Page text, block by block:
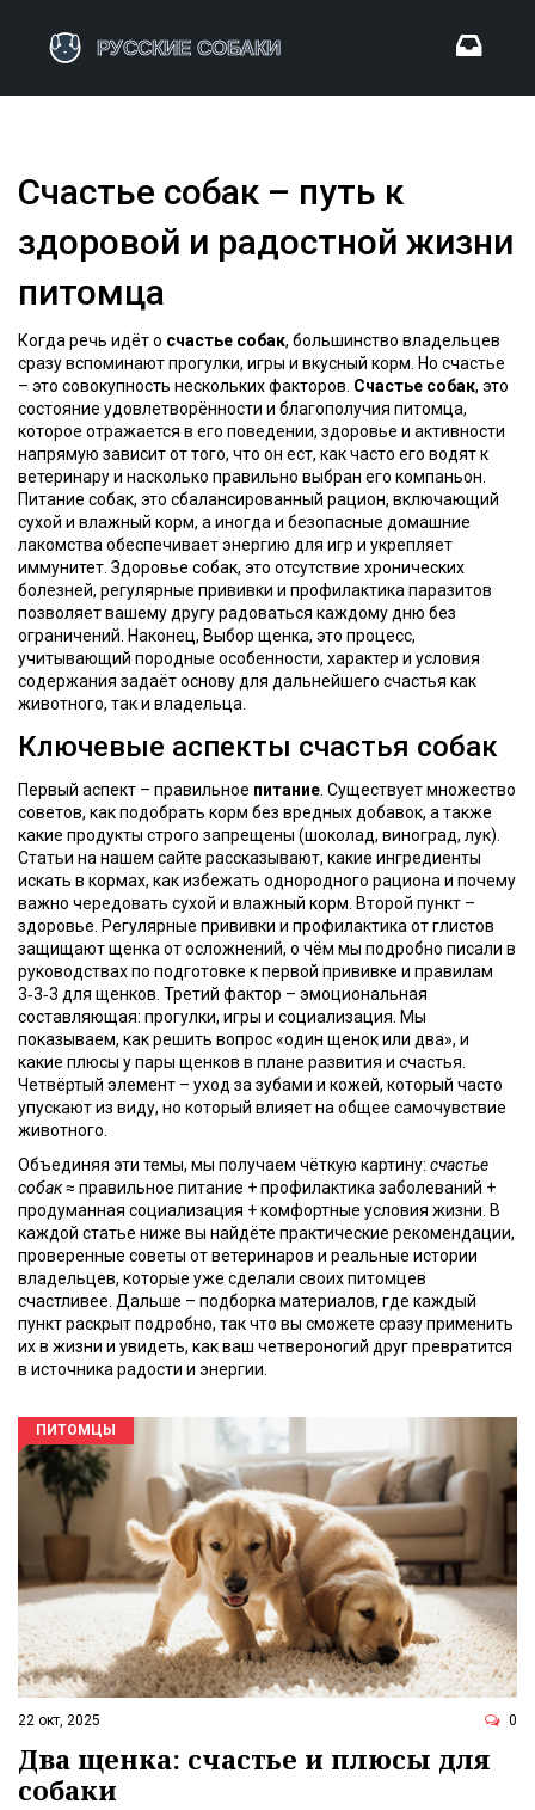
Счастье собак – путь к
здоровой и радостной жизни
питомца
Когда речь идёт о счастье собак, большинство владельцев
сразу вспоминают прогулки, игры и вкусный корм. Но счастье
– это совокупность нескольких факторов. Счастье собак, это
состояние удовлетворённости и благополучия питомца,
которое отражается в его поведении, здоровье и активности
напрямую зависит от того, что он ест, как часто его водят к
ветеринару и насколько правильно выбран его компаньон.
Питание собак, это сбалансированный рацион, включающий
сухой и влажный корм, а иногда и безопасные домашние
лакомства обеспечивает энергию для игр и укрепляет
иммунитет. Здоровье собак, это отсутствие хронических
болезней, регулярные прививки и профилактика паразитов
позволяет вашему другу радоваться каждому дню без
ограничений. Наконец, Выбор щенка, это процесс,
учитывающий породные особенности, характер и условия
содержания задаёт основу для дальнейшего счастья как
животного, так и владельца.
Ключевые аспекты счастья собак
Первый аспект – правильное питание . Существует множество
советов, как подобрать корм без вредных добавок, а также
какие продукты строго запрещены (шоколад, виноград, лук).
Статьи на нашем сайте рассказывают, какие ингредиенты
искать в кормах, как избежать однородного рациона и почему
важно чередовать сухой и влажный корм. Второй пункт –
здоровье. Регулярные прививки и профилактика от глистов
защищают щенка от осложнений, о чём мы подробно писали в
руководствах по подготовке к первой прививке и правилам
3‑3‑3 для щенков. Третий фактор – эмоциональная
составляющая: прогулки, игры и социализация. Мы
показываем, как решить вопрос «один щенок или два», и
какие плюсы у пары щенков в плане развития и счастья.
Четвёртый элемент – уход за зубами и кожей, который часто
упускают из виду, но который влияет на общее самочувствие
животного.
Объединяя эти темы, мы получаем чёткую картину: счастье
собак≈ правильное питание + профилактика заболеваний +
продуманная социализация + комфортные условия жизни. В
каждой статье ниже вы найдёте практические рекомендации,
проверенные советы от ветеринаров и реальные истории
владельцев, которые уже сделали своих питомцев
счастливее. Дальше – подборка материалов, где каждый
пункт раскрыт подробно, так что вы сможете сразу применить
их в жизни и увидеть, как ваш четвероногий друг превратится
в источника радости и энергии.
ПИТОМЦЫ
22 окт, 2025 0
Два щенка: счастье и плюсы для
собаки